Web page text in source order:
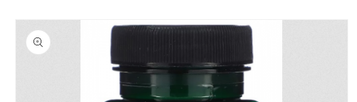
Passa alle
informazioni
sul prodotto